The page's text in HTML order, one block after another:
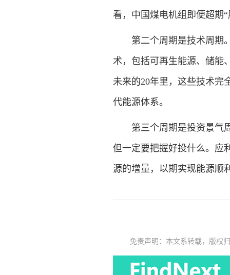
看，中国煤电机组即便超期
第二个周期是技术周期。
术，包括可再生能源、储能
未来的20年里，这些技术完
代能源体系。
第三个周期是投资景气周
但一定要把握好投什么。应
源的增量，以期实现能源顺
免责声明：本文系转载，版权